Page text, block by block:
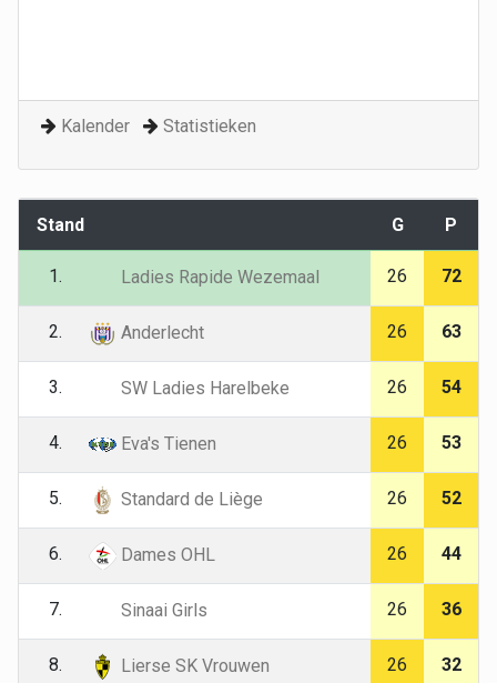
Kalender Statistieken
Stand G P
1. Ladies Rapide Wezemaal 26 72
2. Anderlecht 26 63
3. SW Ladies Harelbeke 26 54
4. Eva's Tienen 26 53
5. Standard de Liège 26 52
6. Dames OHL 26 44
7. Sinaai Girls 26 36
8. Lierse SK Vrouwen 26 32